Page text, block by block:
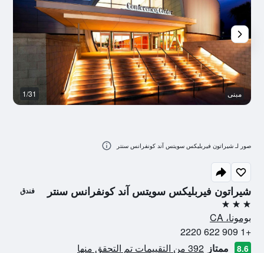
شيراتون فيربليكس سويتس آند كونفرانس سنتر فندق
3 نجوم
بومونا، CA
+1 909 622 2220
8.6 ممتاز 392 من التقييمات تم التحقق منها
مبنى 1/31
صور لـ شيراتون فيربليكس سويتس آند كونفرانس سنتر